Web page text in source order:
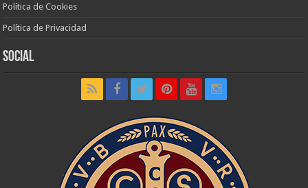
Política de Cookies
Política de Privacidad
Social